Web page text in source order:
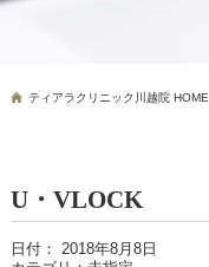
ティアラクリニック川越院 HOME
U・VLOCK
日付： 2018年8月8日